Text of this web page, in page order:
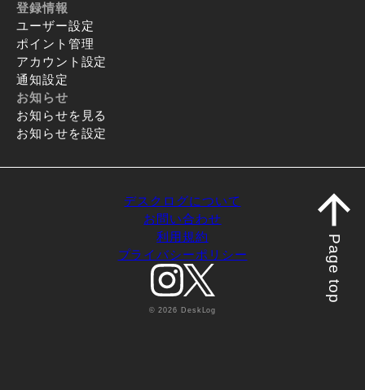
登録情報
ユーザー設定
ポイント管理
アカウント設定
通知設定
お知らせ
お知らせを見る
お知らせを設定
デスクログについて
お問い合わせ
利用規約
プライバシーポリシー
© 2026 DeskLog
Page top